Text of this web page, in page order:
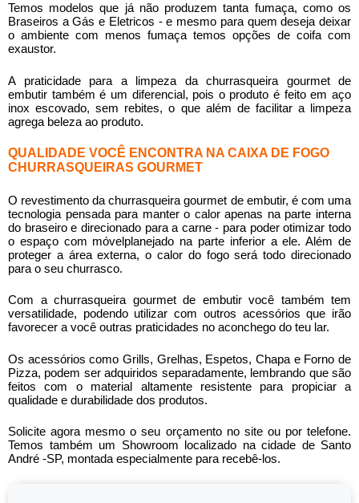
Temos modelos que já não produzem tanta fumaça, como os
Braseiros a Gás e Eletricos - e mesmo para quem deseja deixar
o ambiente com menos fumaça temos opções de coifa com
exaustor.
A praticidade para a limpeza da churrasqueira gourmet de
embutir também é um diferencial, pois o produto é feito em aço
inox escovado, sem rebites, o que além de facilitar a limpeza
agrega beleza ao produto.
QUALIDADE VOCÊ ENCONTRA NA CAIXA DE FOGO
CHURRASQUEIRAS GOURMET
O revestimento dachurrasqueira gourmet de embutir, é com uma
tecnologia pensada para manter o calor apenas na parte interna
do braseiro e direcionado para a carne - para poder otimizar todo
o espaço com móvelplanejado na parte inferior a ele. Além de
proteger a área externa, o calor do fogo será todo direcionado
para o seu churrasco.
Com a churrasqueira gourmet de embutirvocê também tem
versatilidade, podendo utilizar com outros acessórios que irão
favorecer a você outras praticidades no aconchego do teu lar.
Os acessórios como Grills, Grelhas, Espetos, Chapa e Forno de
Pizza, podem ser adquiridos separadamente, lembrando que são
feitos com o material altamente resistente para propiciar a
qualidade e durabilidade dos produtos.
Solicite agora mesmo o seu orçamento no site ou por telefone.
Temos também um Showroom localizado na cidade de Santo
André -SP, montada especialmente para recebê-los.